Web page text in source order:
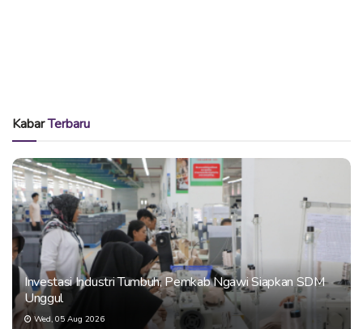
KabarTerbaru
Investasi Industri Tumbuh, Pemkab Ngawi Siapkan SDM
Unggul
Wed, 05 Aug 2026